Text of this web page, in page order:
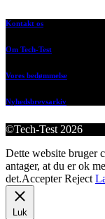
Kontakt os
Om Tech-Test
Vores bedømmelse
Nyhedsbrevsarkiv
©Tech-Test 2026
Dette website bruger
antager, at du er ok
det.Accepter Reject
Luk